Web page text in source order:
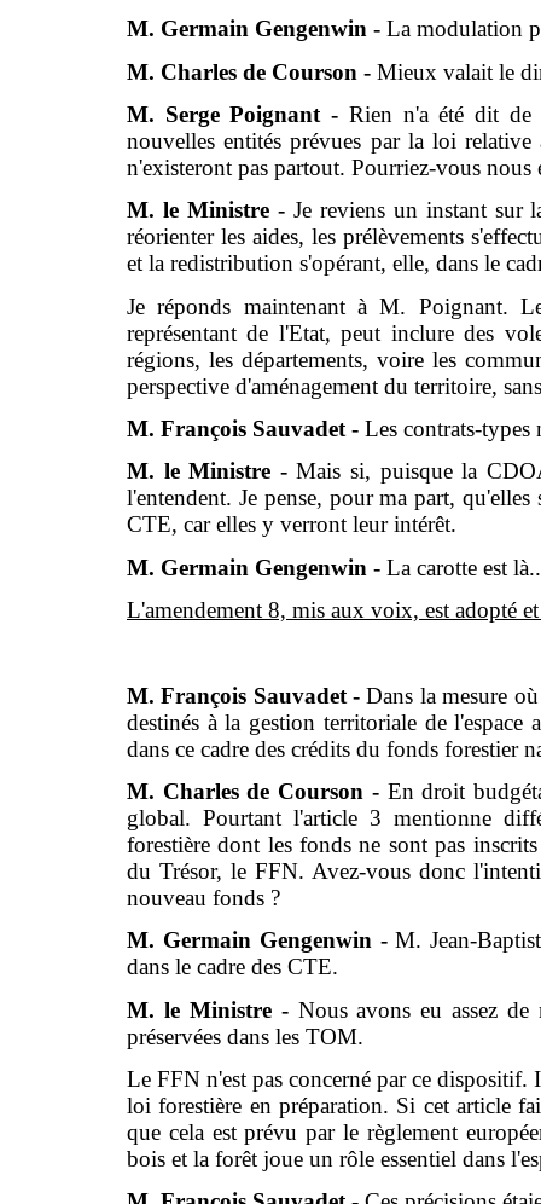
M. Germain Gengenwin - La modulation
M. Charles de Courson - Mieux valait le
M. Serge Poignant - Rien n'a été dit de
nouvelles entités prévues par la loi
n'existeront pas partout. Pourriez-vous
M. le Ministre - Je reviens un instant sur
réorienter les aides, les prélèvements
et la redistribution s'opérant, elle, dans le
Je réponds maintenant à M. Poignant.
représentant de l'Etat, peut inclure des
régions, les départements, voire les
perspective d'aménagement du territoire,
M. François Sauvadet - Les contrats-types
M. le Ministre -Mais si, puisque la
l'entendent. Je pense, pour ma part,
CTE, car elles y verront leur intérêt.
M. Germain Gengenwin - La carotte est
L'amendement 8, mis aux voix, est adopté
M. François Sauvadet -Dans la mesure
destinés à la gestion territoriale de
dans ce cadre des crédits du fonds forestier
M. Charles de Courson - En droit
global. Pourtant l'article 3 mentionne
forestière dont les fonds ne sont pas
du Trésor, le FFN. Avez-vous donc
nouveau fonds ?
M. Germain Gengenwin -M. Jean-
dans le cadre des CTE.
M. le Ministre - Nous avons eu assez
préservées dans les TOM.
Le FFN n'est pas concerné par ce dispositif.
loi forestière en préparation. Si cet article
que cela est prévu par le règlement
bois et la forêt joue un rôle essentiel dans